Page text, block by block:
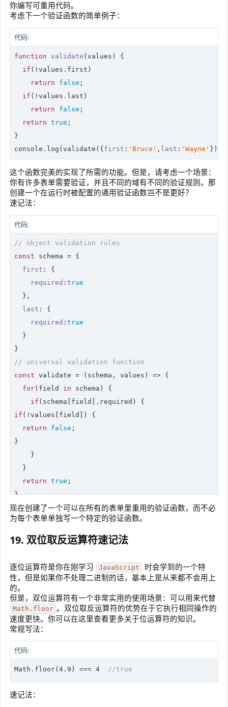
你编写可重用代码。
考虑下一个验证函数的简单例子：
代码:
function validate (values ) {
if (!values.first)
return
false ;
if (!values.last)
return
false ;
return true ;
console .log(validate({first : 'Bruce' , last : 'Wayne'
这个函数完美的实现了所需的功能。但是，请考虑一个场景：
你有许多表单需要验证，并且不同的域有不同的验证规则。那
创建一个在运行时被配置的通用验证函数岂不是更好？
速记法：
代码:
// object validation rules
const schema = {
first : {
required : true
  },
last : {
required : true
  }
// universal validation function
const validate = ( schema, values ) => {
for(field in schema) {
if
if (!values[field]) {
return
false ;
}
    }
  }
return true ;
console.log(validate(schema, {first:'Bruce' })); //
console.log(validate(schema, {first
现在创建了一个可以在所有的表单里重用的验证函数，而不必
为每个表单单独写一个特定的验证函数。
19. 双位取反运算符速记法
逐位运算符是你在刚学习 JavaScript
时会学到的一个特
性，但是如果你不处理二进制的话，基本上是从来都不会用上
的。
但是，双位运算符有一个非常实用的使用场景：可以用来代替
Math.floor 。双位取反运算符的优势在于它执行相同操作的
速度更快。你可以在这里查看更多关于位运算符的知识。
常规写法：
代码:
Math. floor( 4.9 ) === 4 //true
速记法：